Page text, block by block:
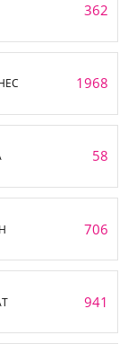
362
1968
58
706
941